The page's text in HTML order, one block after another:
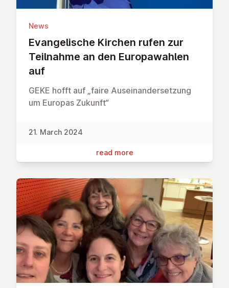
News
Evan­gel­is­che Kirchen rufen zur
Teilnahme an den Euro­pawah­len
auf
GEKE hofft auf „faire Auseinandersetzung
um Europas Zukunft“
21. March 2024
read more